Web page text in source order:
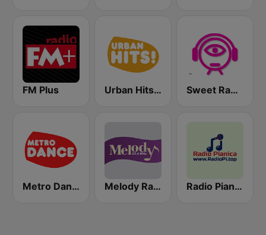
FM Plus Urban Hits Radio Sweet Radio Bulgaria
Metro Dance Radio Melody Radio Radio Pianica / Радио Пияника